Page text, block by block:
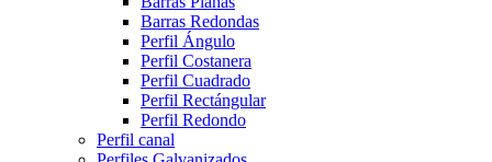
Barras Redondas
Perfil Ángulo
Perfil Costanera
Perfil Cuadrado
Perfil Rectángular
Perfil Redondo
Perfil canal